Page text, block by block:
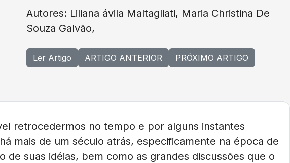
Autores: Liliana ávila Maltagliati, Maria Christina De
Souza Galvão,
Ler Artigo ARTIGO ANTERIOR PRÓXIMO ARTIGO
retrocedermos no tempo e por alguns instantes
mais de um século atrás, especificamente na época de
de suas idéias, bem como as grandes discussões que o